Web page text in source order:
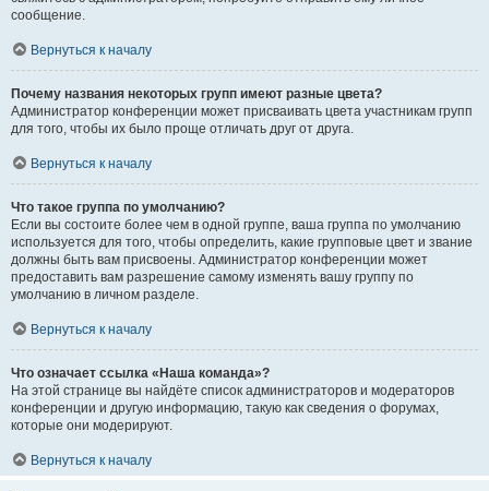
сообщение.
Вернуться к началу
Почему названия некоторых групп имеют разные цвета?
Администратор конференции может присваивать цвета участникам групп
для того, чтобы их было проще отличать друг от друга.
Вернуться к началу
Что такое группа по умолчанию?
Если вы состоите более чем в одной группе, ваша группа по умолчанию
используется для того, чтобы определить, какие групповые цвет и звание
должны быть вам присвоены. Администратор конференции может
предоставить вам разрешение самому изменять вашу группу по
умолчанию в личном разделе.
Вернуться к началу
Что означает ссылка «Наша команда»?
На этой странице вы найдёте список администраторов и модераторов
конференции и другую информацию, такую как сведения о форумах,
которые они модерируют.
Вернуться к началу